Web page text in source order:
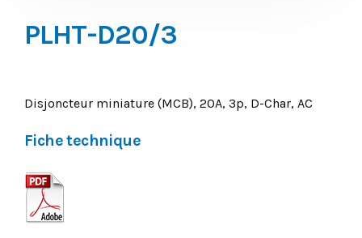
PLHT-D20/3
Disjoncteur miniature (MCB), 20A, 3p, D-Char, AC
Fiche technique